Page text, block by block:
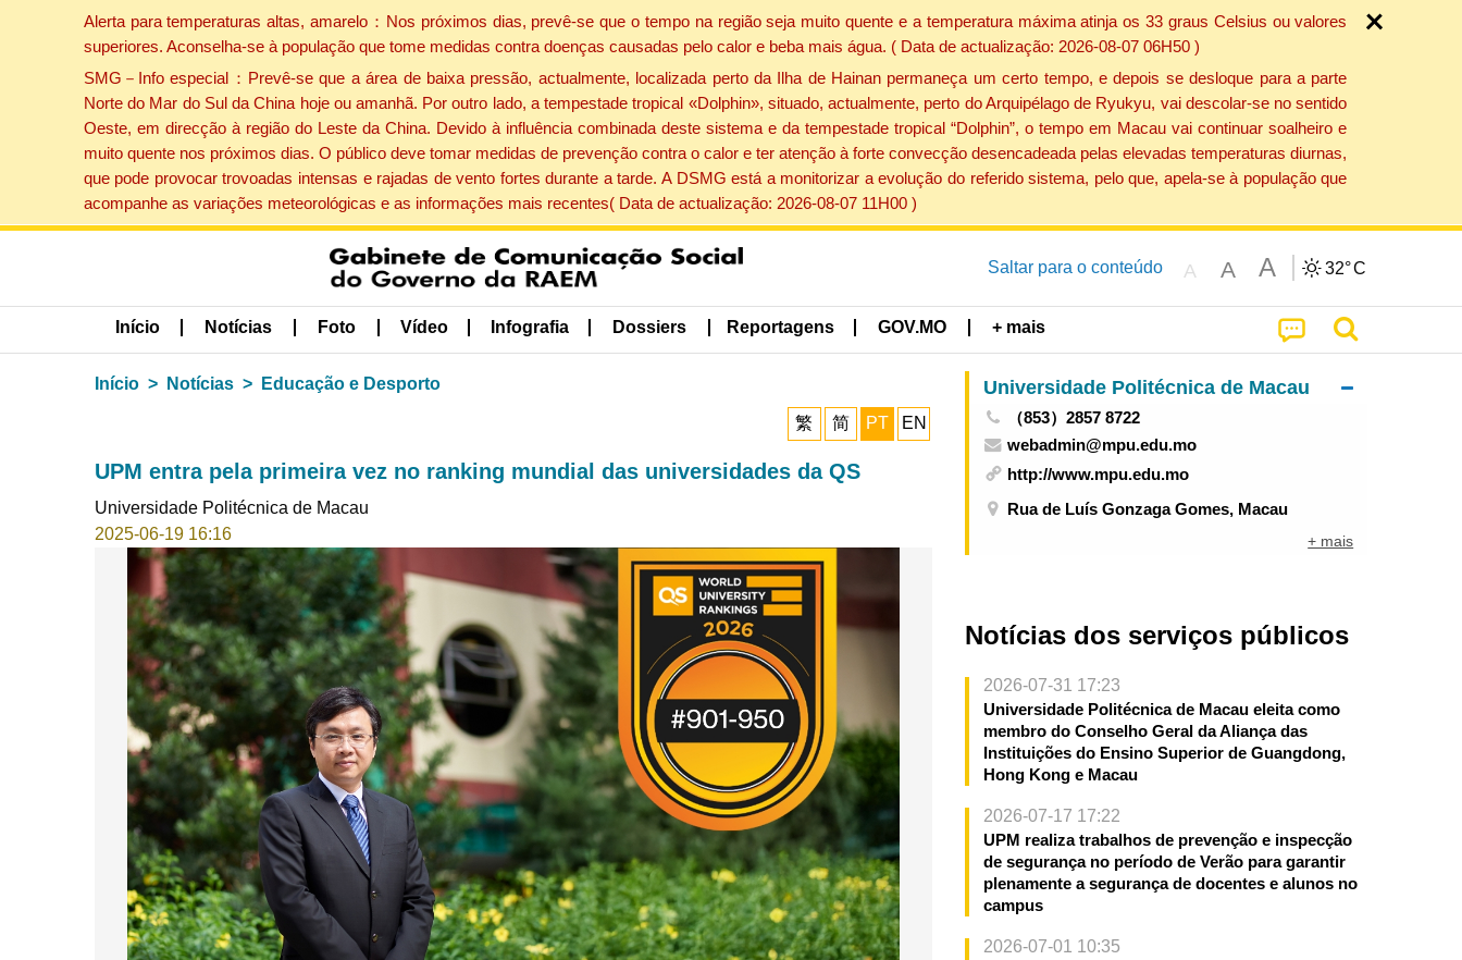
Alerta para temperaturas altas, amarelo：Nos próximos dias, prevê-se que o tempo na região seja muito quente e a temperatura máxima atinja os 33 graus Celsius ou valores
superiores. Aconselha-se à população que tome medidas contra doenças causadas pelo calor e beba mais água. ( Data de actualização: 2026-08-07 06H50 )
SMG－Info especial：Prevê-se que a área de baixa pressão, actualmente, localizada perto da Ilha de Hainan permaneça um certo tempo, e depois se desloque para a parte
Norte do Mar do Sul da China hoje ou amanhã. Por outro lado, a tempestade tropical «Dolphin», situado, actualmente, perto do Arquipélago de Ryukyu, vai descolar-se no sentido
Oeste, em direcção à região do Leste da China. Devido à influência combinada deste sistema e da tempestade tropical “Dolphin”, o tempo em Macau vai continuar soalheiro e
muito quente nos próximos dias. O público deve tomar medidas de prevenção contra o calor e ter atenção à forte convecção desencadeada pelas elevadas temperaturas diurnas,
que pode provocar trovoadas intensas e rajadas de vento fortes durante a tarde. A DSMG está a monitorizar a evolução do referido sistema, pelo que, apela-se à população que
acompanhe as variações meteorológicas e as informações mais recentes( Data de actualização: 2026-08-07 11H00 )
Saltar para o conteúdo A A A 32°C
Início Notícias Foto Vídeo Infografia Dossiers Reportagens GOV.MO + mais
Início Notícias Educação e Desporto
繁 简 PT EN
UPM entra pela primeira vez no ranking mundial das universidades da QS
Universidade Politécnica de Macau
2025-06-19 16:16
Universidade Politécnica de Macau
（853）2857 8722
webadmin@mpu.edu.mo
http://www.mpu.edu.mo
Rua de Luís Gonzaga Gomes, Macau
+ mais
Notícias dos serviços públicos
2026-07-31 17:23
Universidade Politécnica de Macau eleita como
membro do Conselho Geral da Aliança das
Instituições do Ensino Superior de Guangdong,
Hong Kong e Macau
2026-07-17 17:22
UPM realiza trabalhos de prevenção e inspecção
de segurança no período de Verão para garantir
plenamente a segurança de docentes e alunos no
campus
2026-07-01 10:35